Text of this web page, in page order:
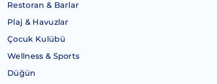
Restoran & Barlar
Plaj & Havuzlar
Çocuk Kulübü
Wellness & Sports
Düğün